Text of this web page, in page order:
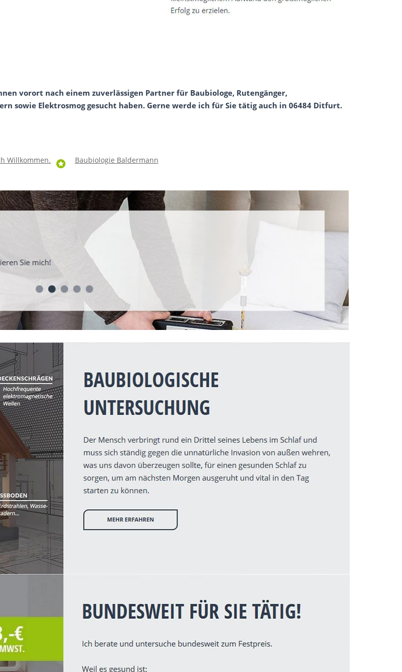
vorort nach einem zuverlässigen Partner für Baubiologe, Rutengänger,
sowie Elektrosmog gesucht haben. Gerne werde ich für Sie tätig auch in 06484 Ditfurt.
Willkommen. Baubiologie Baldermann